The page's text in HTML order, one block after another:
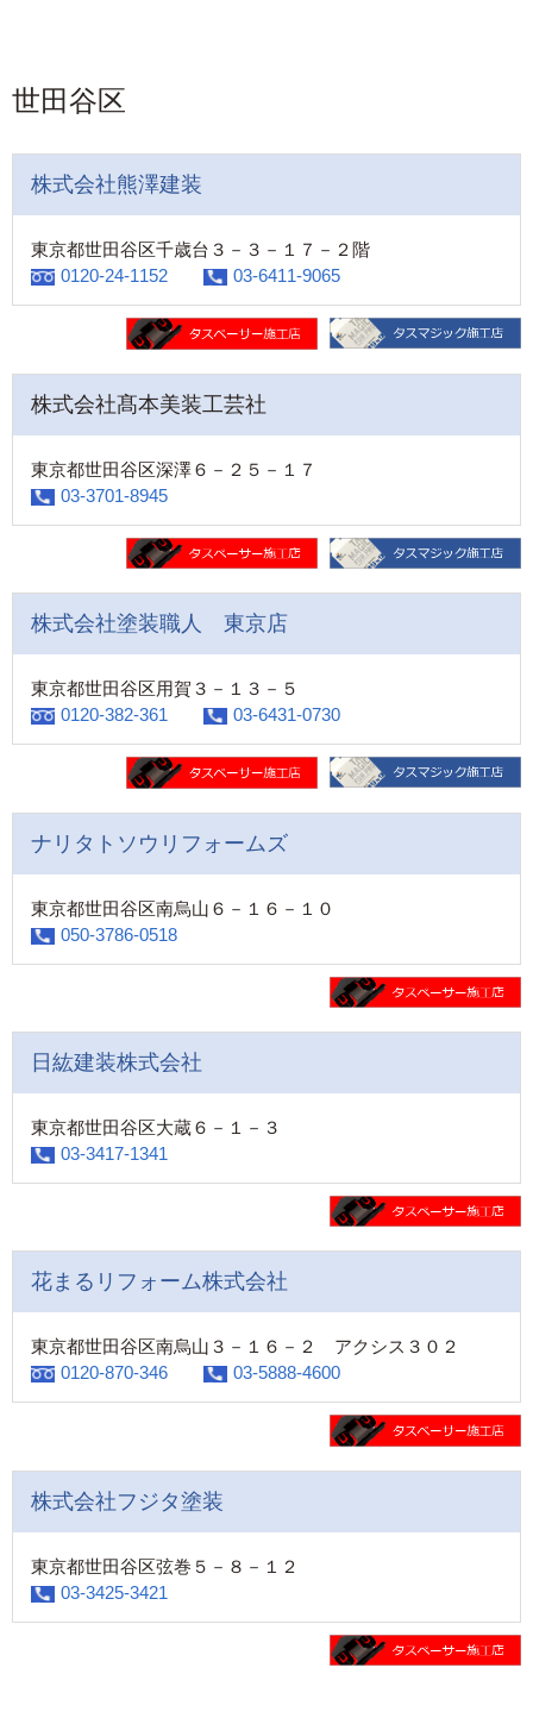
世田谷区
株式会社熊澤建装
東京都世田谷区千歳台３－３－１７－２階
0120-24-1152
03-6411-9065
株式会社髙本美装工芸社
東京都世田谷区深澤６－２５－１７
03-3701-8945
株式会社塗装職人 東京店
東京都世田谷区用賀３－１３－５
0120-382-361
03-6431-0730
ナリタトソウリフォームズ
東京都世田谷区南烏山６－１６－１０
050-3786-0518
日紘建装株式会社
東京都世田谷区大蔵６－１－３
03-3417-1341
花まるリフォーム株式会社
東京都世田谷区南烏山３－１６－２ アクシス３０２
0120-870-346
03-5888-4600
株式会社フジタ塗装
東京都世田谷区弦巻５－８－１２
03-3425-3421